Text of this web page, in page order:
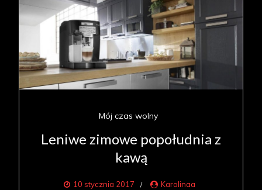
Mój czas wolny
Leniwe zimowe popołudnia z
kawą
10 stycznia 2017 Karolinaa